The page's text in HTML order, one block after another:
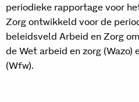
periodieke rapportage voor
Zorg ontwikkeld voor de
beleidsveld Arbeid en Zorg
de Wet arbeid en zorg (Wazo)
(Wfw).